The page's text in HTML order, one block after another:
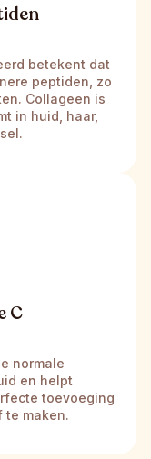
betekent dat
peptiden, zo
Collageen is
in huid, haar,
C
normale
en helpt
toevoeging
te maken.